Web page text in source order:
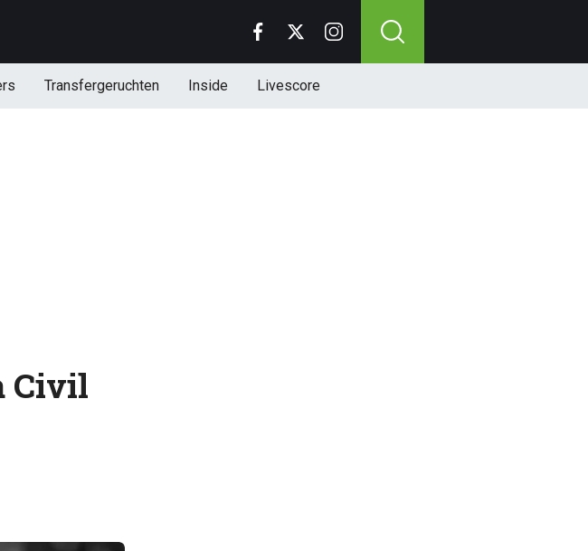
Transfergeruchten Inside Livescore
Civil